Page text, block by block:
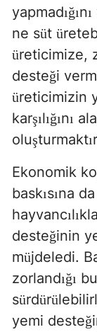
yapmadığını
ne süt ü
üreticimize,
desteği
üreticimizin
karşılığını
oluşturmaktı
Ekonomik ko
baskısına
hayvancılı
desteğinin
müjdeledi.
zorlandığı
sürdürü
yemi desteğ